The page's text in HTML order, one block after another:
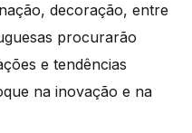
decoração, entre
procurarão
e tendências
na inovação e na